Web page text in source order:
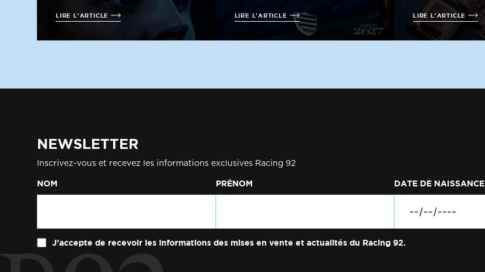
LIRE L'ARTICLE LIRE L'ARTICLE LIRE L'ARTICLE
NEWSLETTER
Inscrivez-vous et recevez les informations exclusives Racing 92
NOM PRÉNOM DATE DE NAISSANCE
J'accepte de recevoir les informations des mises en vente et actualités du Racing 92.